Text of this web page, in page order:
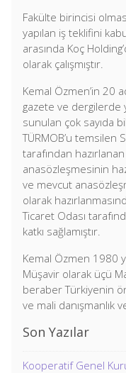
Fakülte birincisi
yapılan iş teklifini
arasında Koç
olarak çalışmıştır.
Kemal Özmen’in 20
gazete ve dergilerde
sunulan çok sayıda
TÜRMOB’u temsilen
tarafından
anasözleşmesinin
ve mevcut
olarak
Ticaret Odası
katkı sağlamıştır.
Kemal Özmen 1980
Müşavir olarak üçü
beraber Türkiyenin
ve mali danışmanlık
Son Yazılar
Kooperatif Genel